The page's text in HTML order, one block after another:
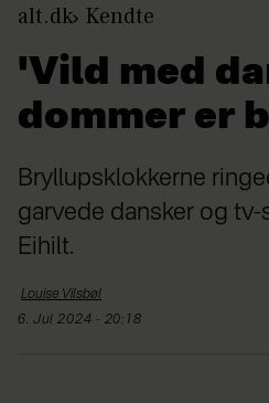
alt.dk Kendte
'Vild med
dommer er
Bryllupsklokkerne
garvede dansker og tv-
Eihilt.
Louise Vilsbøl
6. Jul 2024 - 20:18